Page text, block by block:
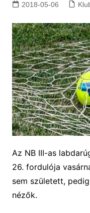
2018-05-06
Az NB III-as
26. fordulója
sem született,
nézők.